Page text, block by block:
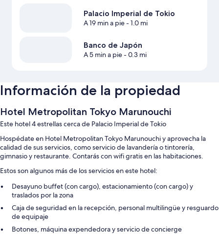
Palacio Imperial de Tokio
A 19 min a pie- 1.0 mi
Banco de Japón
A 5 min a pie- 0.3 mi
Información de la propiedad
Hotel Metropolitan Tokyo Marunouchi
Este hotel 4 estrellas cerca de Palacio Imperial de Tokio
Hospédate en Hotel Metropolitan Tokyo Marunouchi y aprovecha la
calidad de sus servicios, como servicio de lavandería o tintorería,
gimnasio y restaurante. Contarás con wifi gratis en las habitaciones.
Estos son algunos más de los servicios en este hotel:
Desayuno buffet (con cargo), estacionamiento (con cargo) y
traslados por la zona
Caja de seguridad en la recepción, personal multilingüe y resguardo
de equipaje
Botones, máquina expendedora y servicio de concierge